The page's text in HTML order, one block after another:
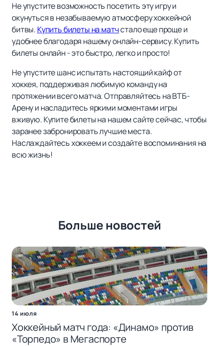
Не упустите возможность посетить эту игру и
окунуться в незабываемую атмосферу хоккейной
битвы. Купить билеты на матчстало еще проще и
удобнее благодаря нашему онлайн-сервису. Купить
билеты онлайн - это быстро, легко и просто!
Не упустите шанс испытать настоящий кайф от
хоккея, поддерживая любимую команду на
протяжении всего матча. Отправляйтесь на ВТБ-
Арену и насладитесь яркими моментами игры
вживую. Купите билеты на нашем сайте сейчас, чтобы
заранее забронировать лучшие места.
Наслаждайтесь хоккеем и создайте воспоминания на
всю жизнь!
Больше новостей
14 июля
Хоккейный матч года: «Динамо» против
«Торпедо» в Мегаспорте